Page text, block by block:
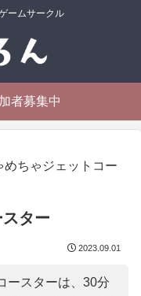
ームサークル
者募集中
めちゃジェットコー
ター
2023.09.01
ースターは、30分